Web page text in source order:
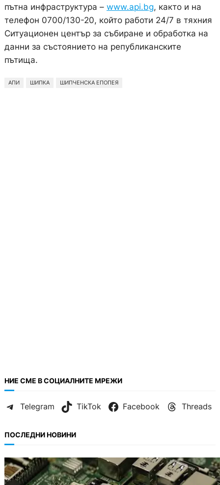
пътна инфраструктура – www.api.bg, както и на
телефон 0700/130-20, който работи 24/7 в тяхния
Ситуационен център за събиране и обработка на
данни за състоянието на републиканските
пътища.
АПИ ШИПКА ШИПЧЕНСКА ЕПОПЕЯ
НИЕ СМЕ В СОЦИАЛНИТЕ МРЕЖИ
Telegram TikTok Facebook Threads
ПОСЛЕДНИ НОВИНИ
ИКОНОМИКА
Кои българи се осигуряват на новия таван